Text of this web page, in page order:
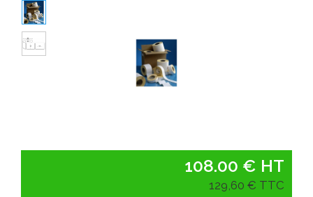
108.00 € HT
129,60 € TTC